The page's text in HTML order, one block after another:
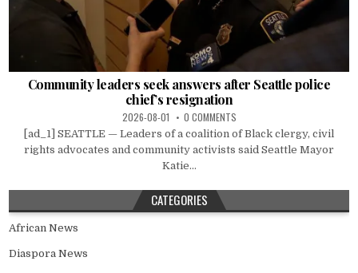
Community leaders seek answers after Seattle police
chief’s resignation
2026-08-01 0 COMMENTS
[ad_1] SEATTLE — Leaders of a coalition of Black clergy, civil
rights advocates and community activists said Seattle Mayor
Katie...
CATEGORIES
African News
Diaspora News